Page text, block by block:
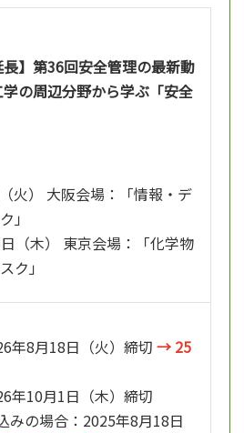
長】第36回安全管理の最新動
の周辺分野から学ぶ「安全
火） 大阪会場：「情報・デ
」
（木） 東京会場：「化学物
ク」
年8月18日（火）締切 → 25
年10月1日（木）締切
の場合：2025年8月18日